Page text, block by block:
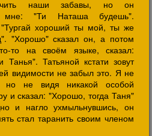
наши забавы, но он
мне: "Ти Наташа будешь".
хороший ты мой, ты же
"Хорошо" сказал он, а потом
то на своём языке, сказал:
Татьяной кстати зовут
видимости не забыл это. Я не
но не видя никакой особой
и сказал: "Хорошо, тогда Таня"
и нагло ухмыльнувшись, он
стал таранить своим членом